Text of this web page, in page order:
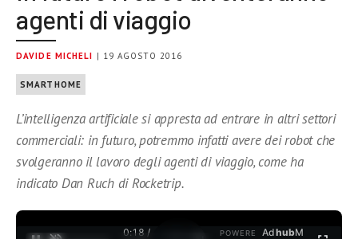
agenti di viaggio
DAVIDE MICHELI | 19 AGOSTO 2016
SMARTHOME
L’intelligenza artificiale si appresta ad entrare in altri settori
commerciali: in futuro, potremmo infatti avere dei robot che
svolgeranno il lavoro degli agenti di viaggio, come ha
indicato Dan Ruch di Rocketrip.
0:19 /
POWERE
AdhubM